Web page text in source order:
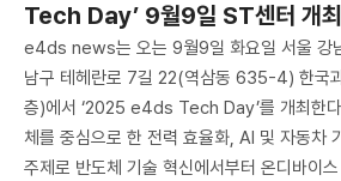
Tech Day’ 9월9일 ST센터 개최
e4ds news는 오는 9월9일 화요일 서울 강
남구 테헤란로 7길 22(역삼동 635-4) 한국
층)에서 ‘2025 e4ds Tech Day’를 개최한다
체를 중심으로 한 전력 효율화, AI 및 자동차
주제로 반도체 기술 혁신에서부터 온디바이